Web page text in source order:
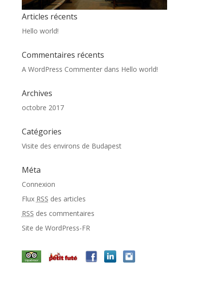
Articles récents
Hello world!
Commentaires récents
A WordPress Commenterdans Hello world!
Archives
octobre 2017
Catégories
Visite des environs de Budapest
Méta
Connexion
Flux RSS des articles
RSS des commentaires
Site de WordPress-FR